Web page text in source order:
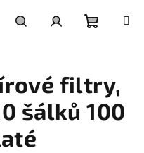
košík
filtry,
šálků 100